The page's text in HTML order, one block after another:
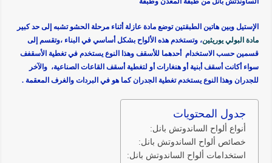
الإستيل وبين هاتين الطبقتين توضع مادة عازلة أثناء مرحلة الحشو تشبه إلى حد كبير
مادة البولي يوريثين، وتستخدم هذه الألواح بشكل أساسي في البناء ،وتقسم إلى
قسمين حسب الاستخدام أحدهما للأسقف وهذا النوع يستخدم في تغطية الأسقفف
سواء أكانت أسقف أبنية أو هنغارات أو لتغطية أسقف القاعات الصناعية، والآخر
للجدران وهذا النوع يستخدم تغطية الجدران كما هو في البردات والغرف المعقمة .
جدول المحتويات
أنواع ألواح الساندوتش بانل:
خصائص ألواح الساندوتش بانل:
استخدامات ألواح الساندوتش بانل: